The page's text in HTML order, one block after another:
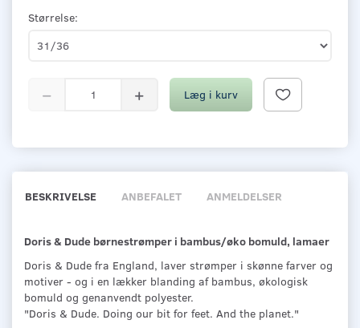
Størrelse:
Læg i kurv
BESKRIVELSE ANBEFALET ANMELDELSER
Doris & Dude børnestrømper i bambus/øko bomuld, lamaer
Doris & Dude fra England, laver strømper i skønne farver og
motiver - og i en lækker blanding af bambus, økologisk
bomuld og genanvendt polyester.
"Doris & Dude. Doing our bit for feet. And the planet."